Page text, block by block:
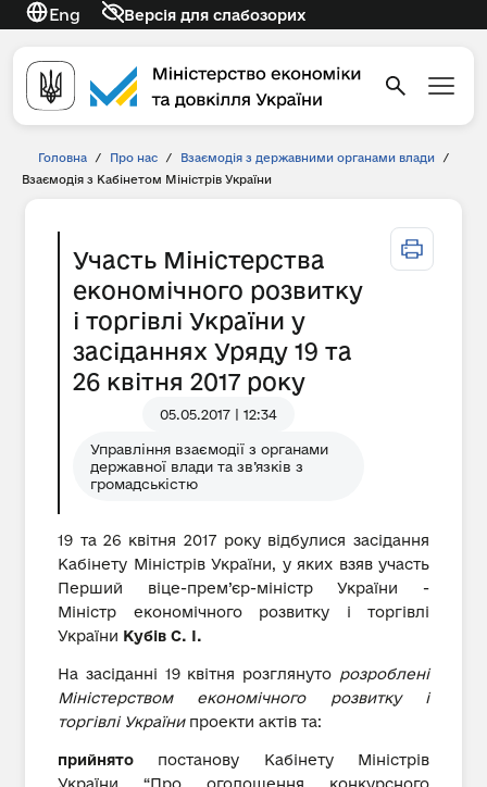
Eng Версія для слабозорих
Головна / Про нас / Взаємодія з державними органами влади
/
Взаємодія з Кабінетом Міністрів України
Участь Міністерства
економічного розвитку
і торгівлі України у
засіданнях Уряду 19 та
26 квітня 2017 року
05.05.2017 | 12:34
Управління взаємодії з органами
державної влади та зв’язків з
громадськістю
19 та 26 квітня 2017 року відбулися засідання
Кабінету Міністрів України, у яких взяв участь
Перший віце-прем’єр-міністр України -
Міністр економічного розвитку і торгівлі
України Кубів С. І.
На засіданні 19 квітня розглянуто розроблені
Міністерством економічного розвитку і
торгівлі Українипроекти актів та:
прийнято постанову Кабінету Міністрів